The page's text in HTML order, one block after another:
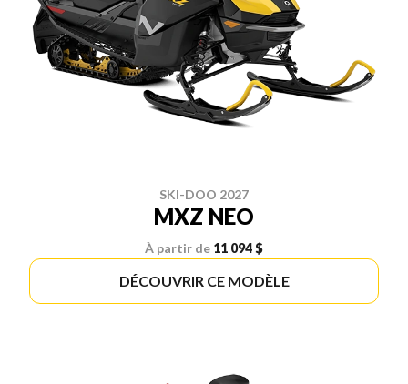
SKI-DOO 2027
MXZ NEO
À partir de 11 094 $
DÉCOUVRIR CE MODÈLE